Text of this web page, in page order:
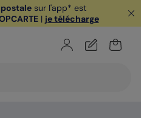
sur l'app* est
| je télécharge